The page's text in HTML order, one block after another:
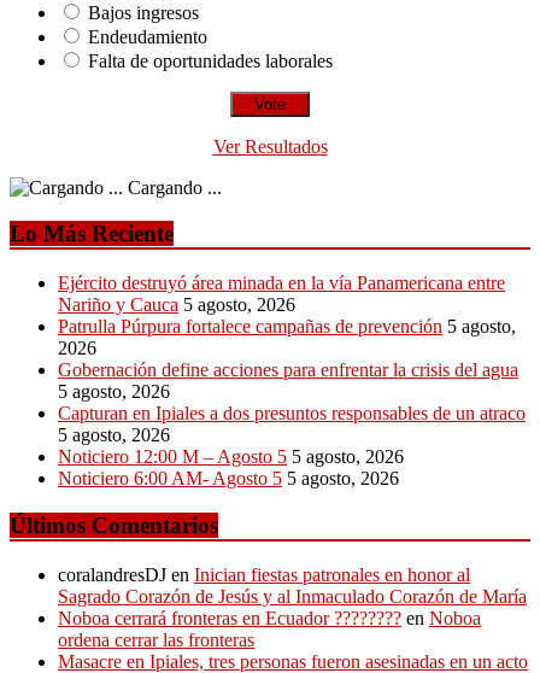
Bajos ingresos
Endeudamiento
Falta de oportunidades laborales
Ver Resultados
Cargando ...
Lo Más Reciente
Ejército destruyó área minada en la vía Panamericana entre
Nariño y Cauca 5 agosto, 2026
Patrulla Púrpura fortalece campañas de prevención 5 agosto,
2026
Gobernación define acciones para enfrentar la crisis del agua
5 agosto, 2026
Capturan en Ipiales a dos presuntos responsables de un atraco
5 agosto, 2026
Noticiero 12:00 M – Agosto 5 5 agosto, 2026
Noticiero 6:00 AM- Agosto 5 5 agosto, 2026
Últimos Comentarios
coralandresDJ en Inician fiestas patronales en honor al
Sagrado Corazón de Jesús y al Inmaculado Corazón de María
Noboa cerrará fronteras en Ecuador ???????? en Noboa
ordena cerrar las fronteras
Masacre en Ipiales, tres personas fueron asesinadas en un acto